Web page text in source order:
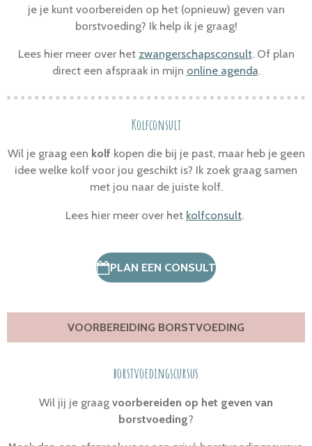
je je kunt voorbereiden op het (opnieuw) geven van
borstvoeding? Ik help ik je graag!
Lees hier meer over het zwangerschapsconsult. Of plan
direct een afspraak in mijn online agenda.
Kolfconsult
Wil je graag een kolf kopen die bij je past, maar heb je geen
idee welke kolf voor jou geschikt is? Ik zoek graag samen
met jou naar de juiste kolf.
Lees hier meer over het kolfconsult.
PLAN EEN CONSULT
VOORBEREIDING BORSTVOEDING
borstvoedingscursus
Wil jij je graag voorbereiden op het geven van
borstvoeding?